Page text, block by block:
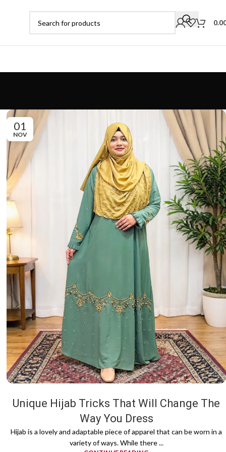
01
NOV
Unique Hijab Tricks That Will Change The
Way You Dress
Hijab is a lovely and adaptable piece of apparel that can be worn in a
variety of ways. While there ...